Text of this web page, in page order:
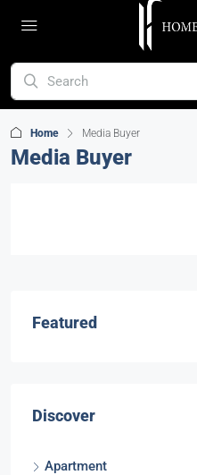
Home Media Buyer
Media Buyer
Featured
Discover
Apartment